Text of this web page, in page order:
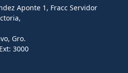
Aponte 1, Fracc Servidor
Gro.
3000